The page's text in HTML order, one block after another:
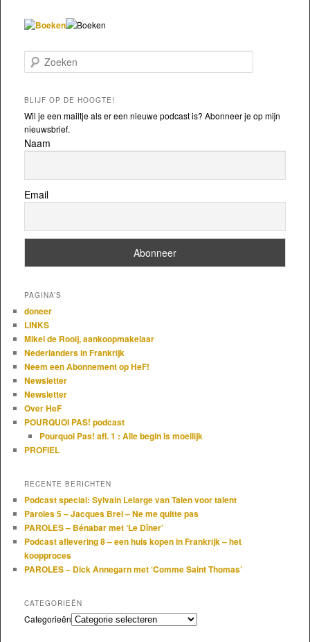
Zoeken
BLIJF OP DE HOOGTE!
Wil je een mailtje als er een nieuwe podcast is? Abonneer je op mijn
nieuwsbrief.
Naam
Email
PAGINA’S
doneer
LINKS
Mikel de Rooij, aankoopmakelaar
Nederlanders in Frankrijk
Neem een Abonnement op HeF!
Newsletter
Newsletter
Over HeF
POURQUOI PAS! podcast
Pourquoi Pas! afl. 1 : Alle begin is moeilijk
PROFIEL
RECENTE BERICHTEN
Podcast special: Sylvain Lelarge van Talen voor talent
Paroles 5 – Jacques Brel – Ne me quitte pas
PAROLES – Bénabar met ‘Le Dîner’
Podcast aflevering 8 – een huis kopen in Frankrijk – het
koopproces
PAROLES – Dick Annegarn met ‘Comme Saint Thomas’
CATEGORIEËN
Categorieën